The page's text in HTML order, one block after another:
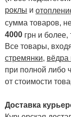
роклы и
сумма товаров,
4000 грн и более,
Все товары,
стремянки, вёдра
при полной либо
от стоимости
Доставка